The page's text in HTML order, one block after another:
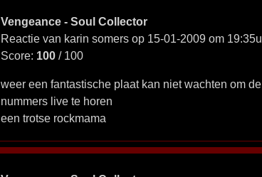
Vengeance - Soul Collector
Reactie van karin somers op 15-01-2009 om 19:35u
Score: 100/ 100
weer een fantastische plaat kan niet wachten om de
nummers live te horen
een trotse rockmama